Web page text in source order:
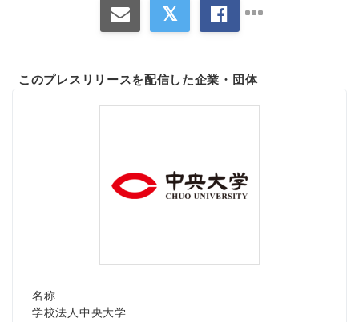
このプレスリリースを配信した企業・団体
名称
学校法人中央大学